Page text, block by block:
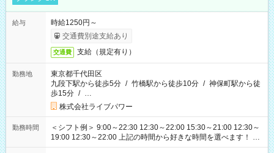
給与
時給1250円～
交通費別途支給あり
交通費 支給（規定有り）
勤務地
東京都千代田区
九段下駅から徒歩5分 / 竹橋駅から徒歩10分 / 神保町駅から徒
歩15分 / …
株式会社ライブパワー
勤務時間
＜シフト例＞ 9:00～22:30 12:30～22:00 15:30～21:00 12:30～
19:00 12:30～22:00 上記の時間から好きな時間を選べます！ ※
時間は変更となる可能性があります